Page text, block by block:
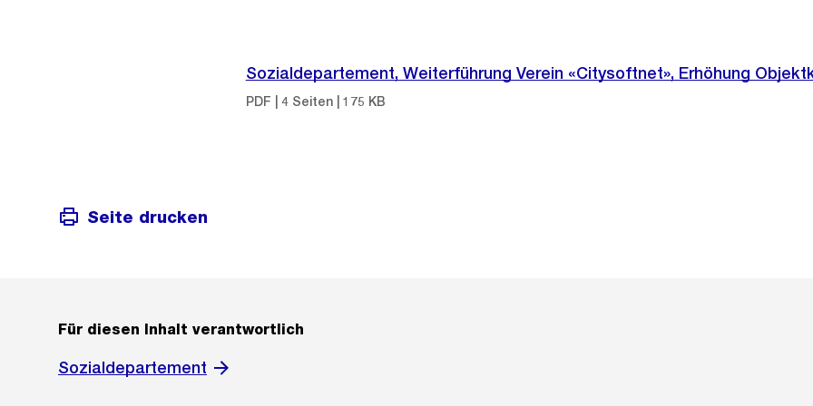
Sozialdepartement, Weiterführung Verein «Citysoftnet», Erhöhung
PDF | 4 Seiten | 175 KB
Seite drucken
Für diesen Inhalt verantwortlich
Sozialdepartement